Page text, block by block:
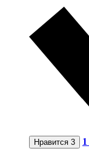
Нравится 3 1